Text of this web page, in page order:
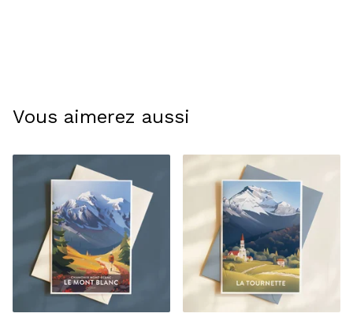
Vous aimerez aussi